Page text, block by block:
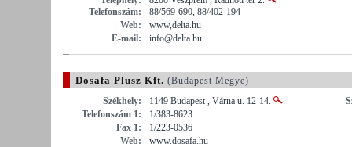
Telefonszám:
88/569-690, 88/402-194
Web:
www,delta.hu
E-mail:
info@delta.hu
Dosafa Plusz Kft. (Budapest Megye)
Székhely:
1149 Budapest , Várna u. 12-14.
Telefonszám 1:
1/383-8623
Fax 1:
1/223-0536
Web:
www.dosafa.hu